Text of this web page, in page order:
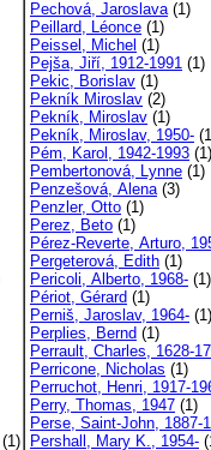
(1)
Pechová, Jaroslava(1)
Peillard, Léonce (1)
Peissel, Michel (1)
Pejša, Jiří, 1912-1991 (1)
Pekic, Borislav (1)
Pekník Miroslav (2)
Pekník, Miroslav (1)
Pekník, Miroslav, 1950-
Pém, Karol, 1942-1993 (1)
Pembertonová, Lynne (1)
Penzešová, Alena(3)
Penzler, Otto (1)
Perez, Beto (1)
Pérez-Reverte, Arturo,
Pergeterová, Edith (1)
Pericoli, Alberto, 1968- (1)
Périot, Gérard (1)
Perniš, Jaroslav, 1964- (1)
Perplies, Bernd (1)
Perrault, Charles, 1628-
Perricone, Nicholas (1)
Perruchot, Henri, 1917-
Perry, Thomas, 1947 (1)
Perse, Saint-John, 1887-
Pershall, Mary K., 1954-